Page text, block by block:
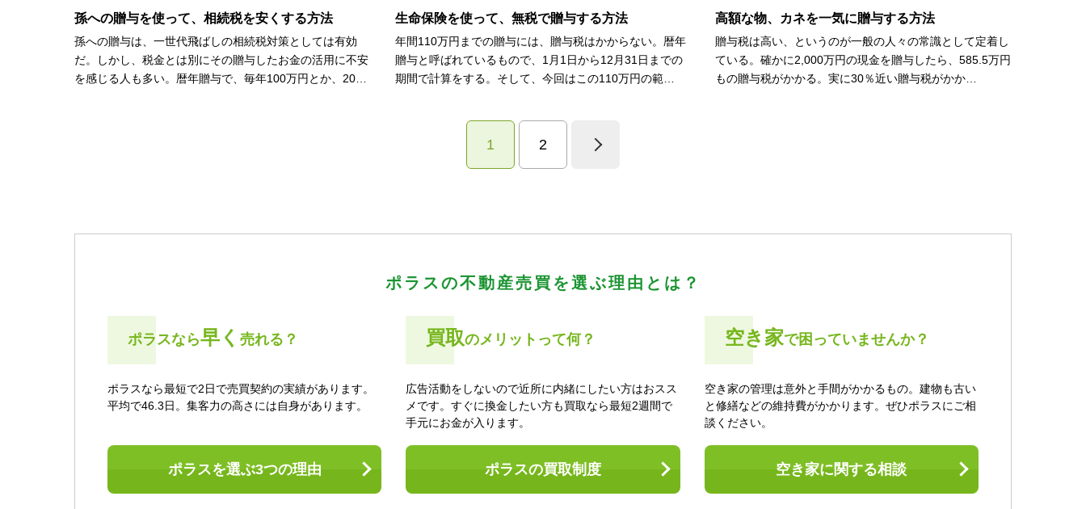
孫への贈与を使って、相続税を安くする方法
孫への贈与は、一世代飛ばしの相続税対策としては有効
だ。しかし、税金とは別にその贈与したお金の活用に不安
を感じる人も多い。暦年贈与で、毎年100万円とか、20…
生命保険を使って、無税で贈与する方法
年間110万円までの贈与には、贈与税はかからない。暦年
贈与と呼ばれているもので、1月1日から12月31日までの
期間で計算をする。そして、今回はこの110万円の範…
高額な物、カネを一気に贈与する方法
贈与税は高い、というのが一般の人々の常識として定着し
ている。確かに2,000万円の現金を贈与したら、585.5万円
もの贈与税がかかる。実に30％近い贈与税がかか…
1 2
ポラスの不動産売買を選ぶ理由とは？
ポラスなら早く 売れる？
ポラスなら最短で2日で売買契約の実績があります。
平均で46.3日。集客力の高さには自身があります。
ポラスを選ぶ3つの理由
買取のメリットって何？
広告活動をしないので近所に内緒にしたい方はおスス
メです。すぐに換金したい方も買取なら最短2週間で
手元にお金が入ります。
ポラスの買取制度
空き家で困っていませんか？
空き家の管理は意外と手間がかかるもの。建物も古い
と修繕などの維持費がかかります。ぜひポラスにご相
談ください。
空き家に関する相談